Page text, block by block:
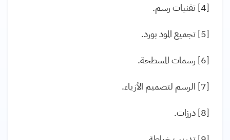
[4] تقنيات رسم.
[5] تجميع المود بورد.
[6] رسمات المسطحة.
[7] الرسم لتصميم الأزياء.
[8] درزات.